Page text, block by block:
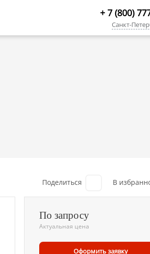
+ 7 (800)
Санкт-
Поделиться
По запросу
Актуальная цена
Оформить заявку